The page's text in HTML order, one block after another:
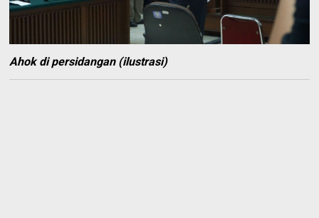
Ahok di persidangan (ilustrasi)